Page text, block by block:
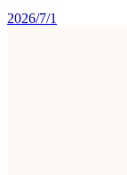
2026/7/1